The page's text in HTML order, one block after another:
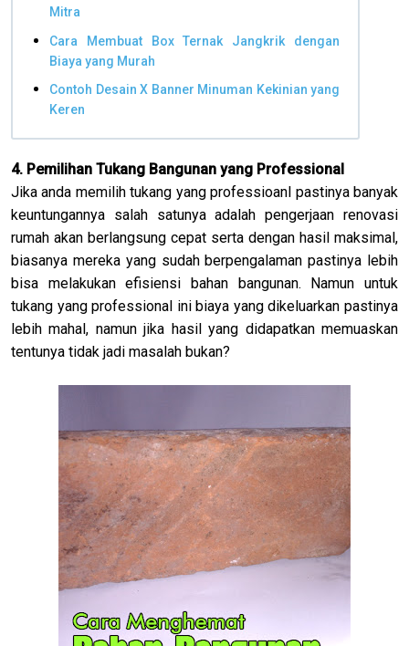
Mitra
Cara Membuat Box Ternak Jangkrik dengan
Biaya yang Murah
Contoh Desain X Banner Minuman Kekinian yang
Keren
4. Pemilihan Tukang Bangunan yang Professional
Jika anda memilih tukang yang professioanl pastinya banyak
keuntungannya salah satunya adalah pengerjaan renovasi
rumah akan berlangsung cepat serta dengan hasil maksimal,
biasanya mereka yang sudah berpengalaman pastinya lebih
bisa melakukan efisiensi bahan bangunan. Namun untuk
tukang yang professional ini biaya yang dikeluarkan pastinya
lebih mahal, namun jika hasil yang didapatkan memuaskan
tentunya tidak jadi masalah bukan?